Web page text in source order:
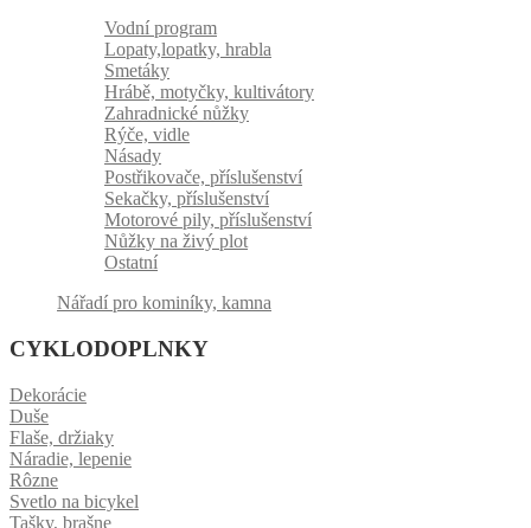
Vodní program
Lopaty,lopatky, hrabla
Smetáky
Hrábě, motyčky, kultivátory
Zahradnické nůžky
Rýče, vidle
Násady
Postřikovače, příslušenství
Sekačky, příslušenství
Motorové pily, příslušenství
Nůžky na živý plot
Ostatní
Nářadí pro kominíky, kamna
CYKLODOPLNKY
Dekorácie
Duše
Flaše, držiaky
Náradie, lepenie
Rôzne
Svetlo na bicykel
Tašky, brašne